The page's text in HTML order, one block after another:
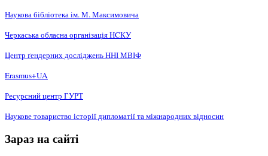
Наукова бібліотека ім. М. Максимовича
Черкаська обласна організація НCКУ
Центр ґендерних досліджень ННІ МВІФ
Erasmus+UA
Ресурсний центр ГУРТ
Наукове товариство історії дипломатії та міжнародних відносин
Зараз на сайті